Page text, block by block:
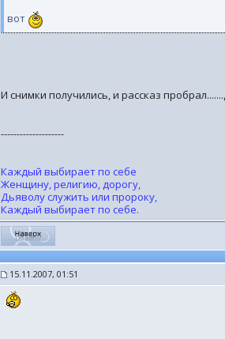
вот
И снимки получились, и рассказ
--------------------
Каждый выбирает по себе
Женщину, религию, дорогу,
Дьяволу служить или пророку,
Каждый выбирает по себе.
15.11.2007, 01:51